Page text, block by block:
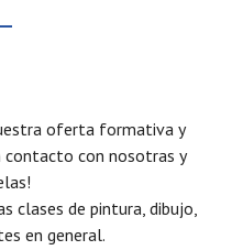
oferta formativa y
contacto con nosotras y
clases de pintura, dibujo,
en general.